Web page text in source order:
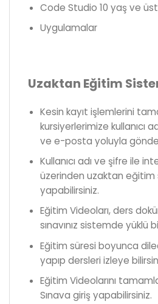
Code Studio 10 yaş ve
Uygulamalar
Uzaktan Eğitim
Kesin kayıt işlemlerini
kursiyerlerimize kullanıcı
ve e-posta yoluyla
Kullanıcı adı ve şifre ile
üzerinden uzaktan eğitim
yapabilirsiniz.
Eğitim Videoları, ders
sınavınız sistemde yüklü
Eğitim süresi boyunca
yapıp dersleri izleye
Eğitim Videolarını
Sınava giriş yapabilirsiniz.